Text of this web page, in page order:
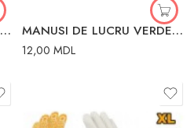
MANUSI DE LUCRU VERDE-NEGRU F979 MANUSI DE LUCRU VERDE-VERDE 300*
12,00 MDL